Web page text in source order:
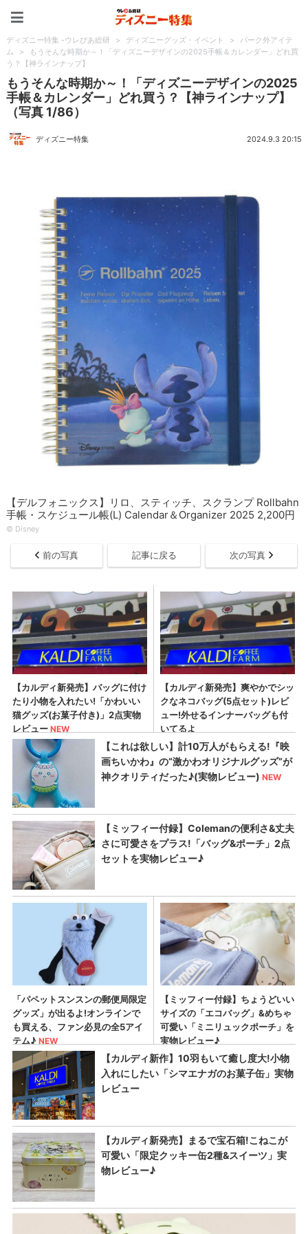
ディズニー特集 -ウレぴあ総研 > ディズニーグッズ・イベント >
パーク外アイテ
ム
>
もうそんな時期か～！「ディズニーデザインの2025手帳＆カレンダー」どれ買
う？【神ラインナップ】
もうそんな時期か～！「ディズニーデザインの2025
手帳＆カレンダー」どれ買う？【神ラインナップ】
（写真 1/86）
ディズニー特集 2024.9.3 20:15
【デルフォニックス】リロ、スティッチ、スクランプ Rollbahn
手帳・スケジュール帳(L) Calendar＆Organizer 2025 2,200円
© Disney
前の写真 記事に戻る 次の写真